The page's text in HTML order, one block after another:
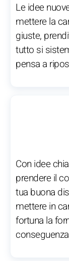
Le idee
mettere la
giuste,
tutto si
pensa a
Con idee
prendere il
tua buona
mettere in
fortuna la